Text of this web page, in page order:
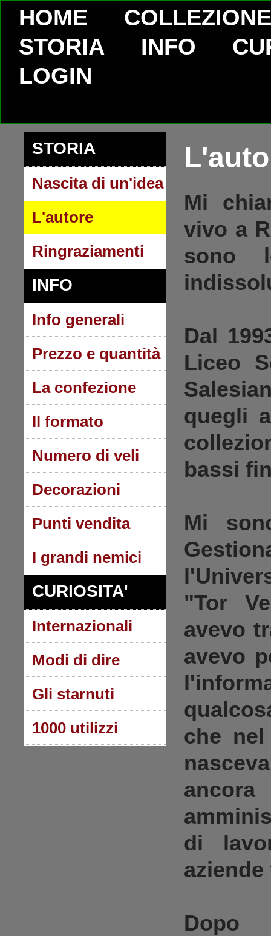
HOME
COLLEZIONE
STORIA
INFO
LOGIN
STORIA
Nascita di un'idea
L'autore
Ringraziamenti
INFO
Info generali
Prezzo e quantità
La confezione
Il formato
Numero di veli
Decorazioni
Punti vendita
I grandi nemici
CURIOSITA'
Internazionali
Modi di dire
Gli starnuti
1000 utilizzi
Mi
vivo a
sono
Dal
Liceo
quegli
bassi
Mi
l'
"Tor
avevo
avevo
che
di
aziende